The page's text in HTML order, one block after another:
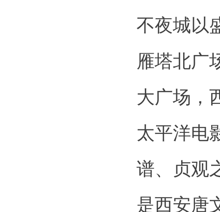
不夜城以
雁塔北广
大广场，
太平洋电
谱、贞观
是西安唐